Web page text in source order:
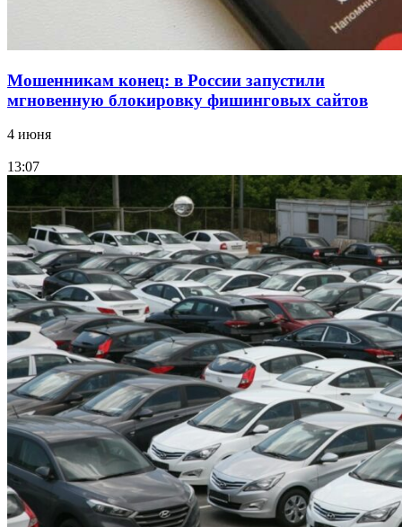
Мошенникам конец: в России запустили
мгновенную блокировку фишинговых сайтов
4 июня
13:07